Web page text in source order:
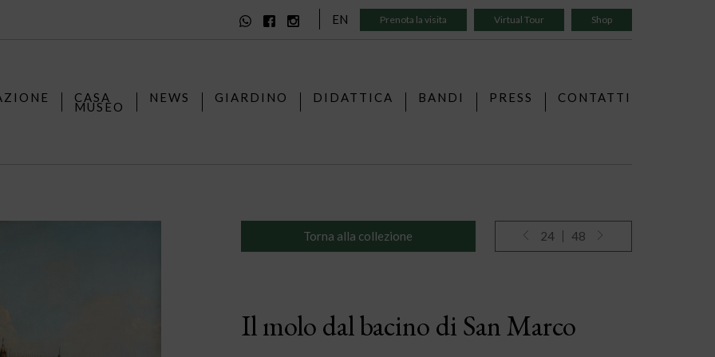
EN Prenota la visita Virtual Tour Shop
CASA
MUSEO
NEWS GIARDINO DIDATTICA BANDI PRESS CONTATTI
Torna alla collezione 24 48
Il molo dal bacino di San Marco